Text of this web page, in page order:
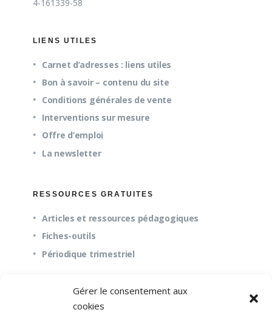
Gérer le consentement aux
cookies
4-161339-58
LIENS UTILES
Carnet d’adresses : liens utiles
Bon à savoir – contenu du site
Conditions générales de vente
Interventions sur mesure
Offre d’emploi
La newsletter
RESSOURCES GRATUITES
Articles et ressources pédagogiques
Fiches-outils
Périodique trimestriel
QUESTIONS FRÉQUENTES